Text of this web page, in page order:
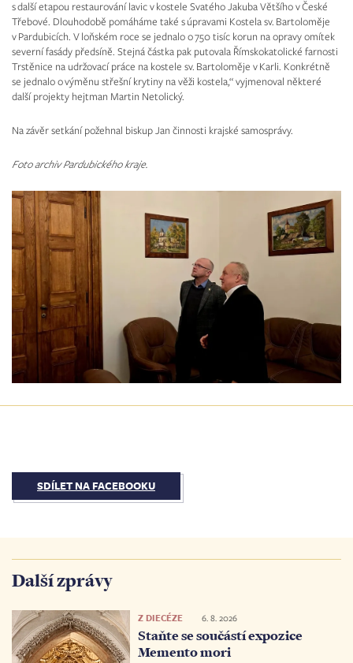
s další etapou restaurování lavic v kostele Svatého Jakuba Většího v České
Třebové. Dlouhodobě pomáháme také s úpravami Kostela sv. Bartoloměje
v Pardubicích. V loňském roce se jednalo o 750 tisíc korun na opravy omítek
severní fasády předsíně. Stejná částka pak putovala Římskokatolické farnosti
Trstěnice na udržovací práce na kostele sv. Bartoloměje v Karli. Konkrétně
se jednalo o výměnu střešní krytiny na věži kostela,“ vyjmenoval některé
další projekty hejtman Martin Netolický.
Na závěr setkání požehnal biskup Jan činnosti krajské samosprávy.
Foto archiv Pardubického kraje.
SDÍLET NA FACEBOOKU
Další zprávy
Z DIECÉZE 6. 8. 2026
Staňte se součástí expozice
Memento mori